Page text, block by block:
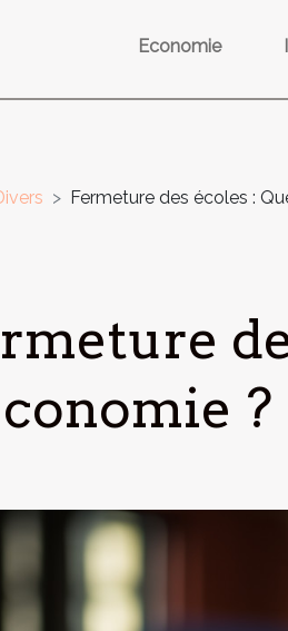
Economie
Fermeture des écoles :
?